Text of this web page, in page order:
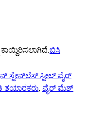
ಕಾಯ್ದಿರಿಸಲಾಗಿದೆ.ಬಿಸಿ
ಸ್ಟೇನ್‌ಲೆಸ್ ಸ್ಟೀಲ್ ವೈರ್
ತಯಾರಕರು, ವೈರ್ ಮೆಶ್